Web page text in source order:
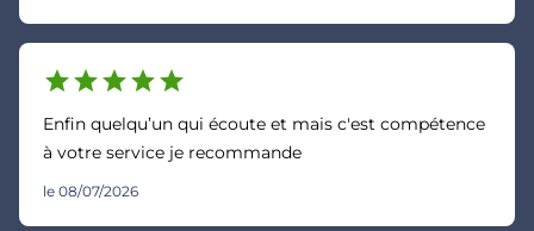
starstarstarstarstar
Enfin quelqu’un qui écoute et mais c'est compétence
à votre service je recommande
le 08/07/2026